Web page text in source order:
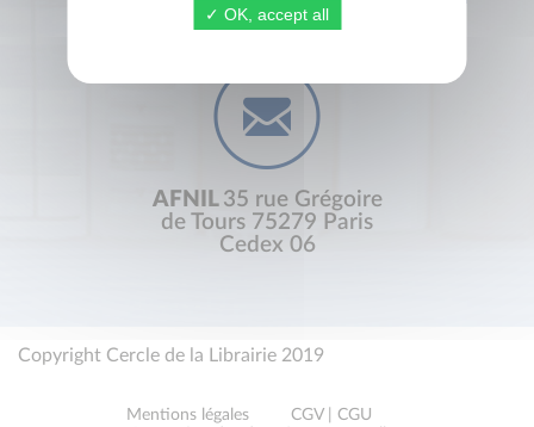
AFNIL 35 rue Grégoire
de Tours 75279 Paris
Cedex 06
Copyright Cercle de la Librairie 2019
Mentions légales
CGV | CGU
OK, accept all